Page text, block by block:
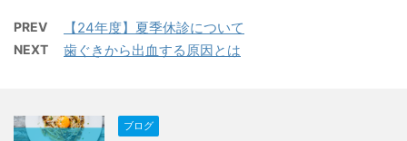
PREV 【24年度】夏季休診について
NEXT 歯ぐきから出血する原因とは
ブログ